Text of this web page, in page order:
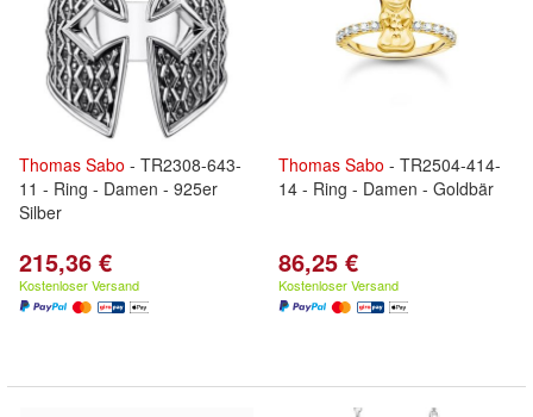
Thomas Sabo - TR2308-643-
11 - Ring - Damen - 925er
Silber
215,36 €
Kostenloser Versand
Thomas Sabo - TR2504-414-
14 - Ring - Damen - Goldbär
86,25 €
Kostenloser Versand